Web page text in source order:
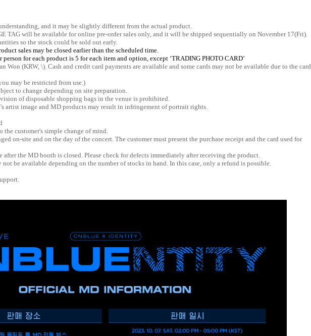
and it may be slightly different from the actual product.
TAG will be available for online pre-order sales only, and it will be shipped sequentially on November 17(Fri).
so the stock could be sold out early.
sales may be closed earlier than the scheduled time.
person for each product is 5 for each item and option, except ‘TRADING PHOTO CARD’
Won (KRW, \). Cash and credit card payments are available and some cards may not be available due to the card
may be restricted from use.)
to change depending on site preparation.
of disposable shopping bags in the venue is prohibited.
artist image and MD products may result in infringement of portrait rights.
the customer's simple change of mind.
on-site and on the day of the concert. The customer must present the purchase receipt and the card used for
after the MD booth is closed. Please check for defects immediately after receiving the product.
not be available depending on the number of stocks in hand. In this case, only a refund is possible.